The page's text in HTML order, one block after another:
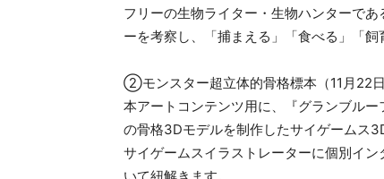
フリーの生物ライター・生物ハンターで
ーを考察し、「捕まえる」「食べる」「飼
②モンスター超立体的骨格標本（11月22日
本アートコンテンツ用に、『グランブル
の骨格3Dモデルを制作したサイゲームス
サイゲームスイラストレーターに個別イ